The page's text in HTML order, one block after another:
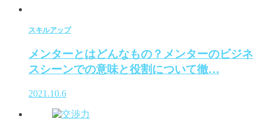
スキルアップ
メンターとはどんなもの？メンターのビジネ
スシーンでの意味と役割について徹…
2021.10.6